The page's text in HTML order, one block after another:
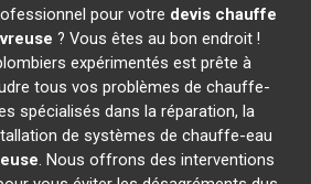
pour votre devis chauffe
? Vous êtes au bon endroit !
expérimentés est prête à
tous vos problèmes de chauffe-
spécialisés dans la réparation, la
de systèmes de chauffe-eau
. Nous offrons des interventions